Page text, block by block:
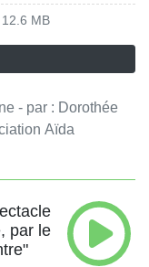
12.6 MB
Aïda
tous les épisodes
par le